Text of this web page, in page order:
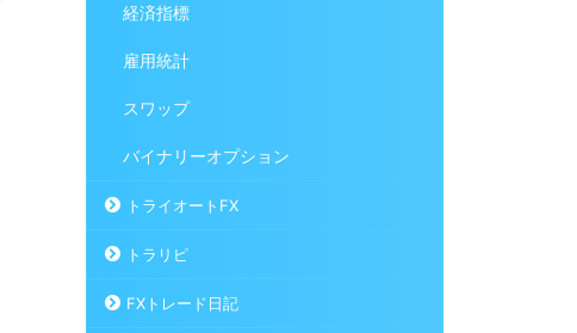
経済指標
雇用統計
スワップ
バイナリーオプション
トライオートFX
トラリピ
FXトレード日記